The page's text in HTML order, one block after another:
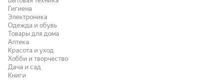
Гигиена
Электроника
Одежда и обувь
Товары для дома
Аптека
Красота и уход
Хобби и творчество
Дача и сад
Книги